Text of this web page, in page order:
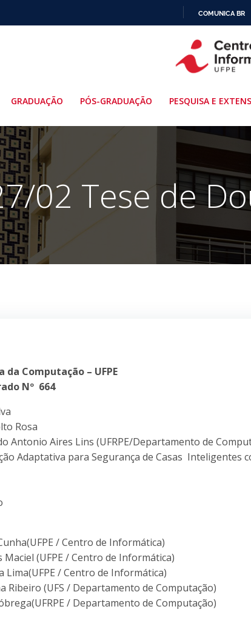
PARA
O
COMUNICA BR
GRADUAÇÃO PÓS-GRADUAÇÃO PESQUISA E
02 Tese de
da Computação – UFPE
Nº 664
Rosa
Antonio Aires Lins (UFRPE/Departamento de
Adaptativa para Segurança de Casas Inteligentes
/ Centro de Informática)
(UFPE / Centro de Informática)
Lima(UFPE / Centro de Informática)
Ribeiro (UFS / Departamento de Computação)
/ Departamento de Computação)